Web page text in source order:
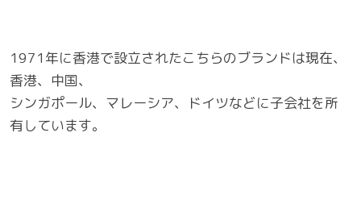
1971年に香港で設立されたこちらのブランドは現在、
香港、中国、
シンガポール、マレーシア、ドイツなどに子会社を所
有しています。